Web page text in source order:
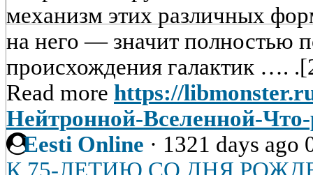
механизм этих различных
на него — значит полностью
происхождения галактик
Read more https://
Нейтронной-Вселенной-
Eesti Online · 1321 days ago